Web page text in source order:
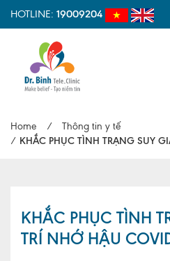
HOTLINE: 19009204
Giới
Đội ngũ
Home /
Thông tin y tế
/ KHẮC PHỤC TÌNH TRẠNG SUY
KHẮC PHỤC TÌNH
TRÍ NHỚ HẬU